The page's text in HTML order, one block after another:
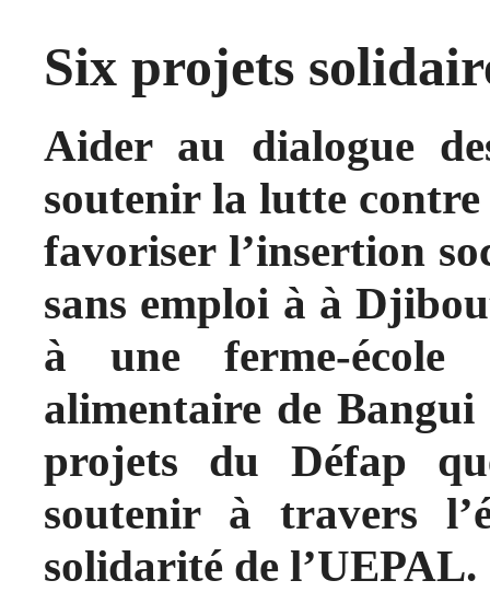
Six projets
Aider au dialogue
soutenir la lutte
favoriser l’insertion
sans emploi à à
à une ferme-école
alimentaire de Bangui
projets du Défap
soutenir à travers
solidarité de l’UEPAL.